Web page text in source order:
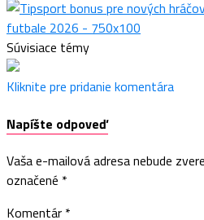
Súvisiace témy
Kliknite pre pridanie komentára
Napíšte odpoveď
Vaša e-mailová adresa nebude
označené *
Komentár *